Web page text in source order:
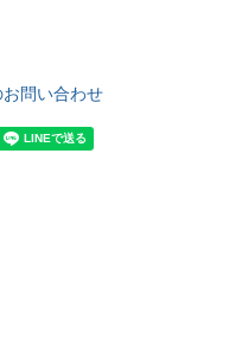
問い合わせ